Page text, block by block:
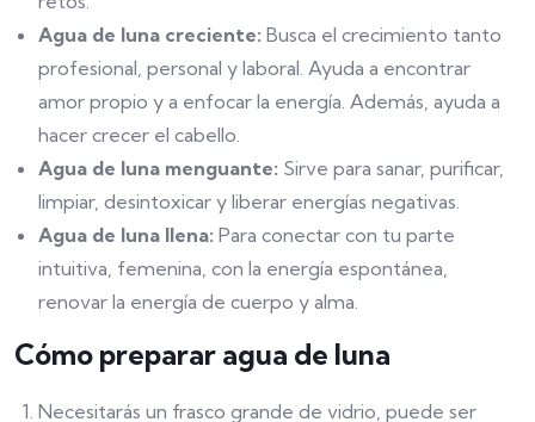
Agua de luna creciente: Busca el crecimiento tanto
profesional, personal y laboral. Ayuda a encontrar
amor propio y a enfocar la energía. Además, ayuda a
hacer crecer el cabello.
Agua de luna menguante: Sirve para sanar, purificar,
limpiar, desintoxicar y liberar energías negativas.
Agua de luna llena: Para conectar con tu parte
intuitiva, femenina, con la energía espontánea,
renovar la energía de cuerpo y alma.
Cómo preparar agua de luna
Necesitarás un frasco grande de vidrio, puede ser